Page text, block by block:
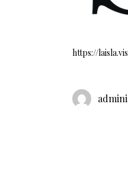
https://